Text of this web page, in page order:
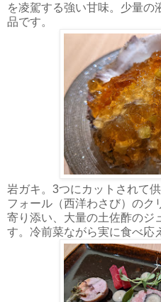
を凌駕する強い甘味。少量の
品です。
岩ガキ。3つにカットされて
フォール（西洋わさび）のク
寄り添い、大量の土佐酢のジ
す。冷前菜ながら実に食べ応